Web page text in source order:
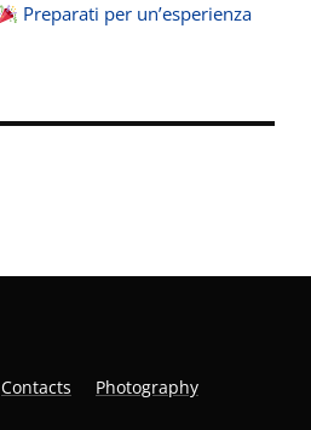
Preparati per un’esperienza
Contacts
Photography